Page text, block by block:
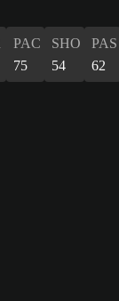
PAC
75
SHO
54
PAS
62